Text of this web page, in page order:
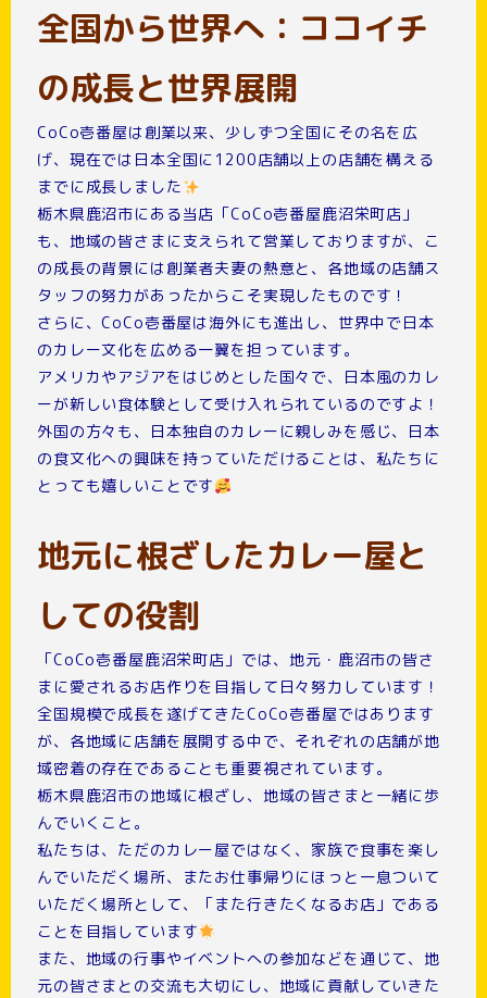
全国から世界へ：ココイチ
の成長と世界展開
CoCo壱番屋は創業以来、少しずつ全国にその名を広
げ、現在では日本全国に1200店舗以上の店舗を構える
までに成長しました
栃木県鹿沼市にある当店「CoCo壱番屋鹿沼栄町店」
も、地域の皆さまに支えられて営業しておりますが、こ
の成長の背景には創業者夫妻の熱意と、各地域の店舗ス
タッフの努力があったからこそ実現したものです！
さらに、CoCo壱番屋は海外にも進出し、世界中で日本
のカレー文化を広める一翼を担っています。
アメリカやアジアをはじめとした国々で、日本風のカレ
ーが新しい食体験として受け入れられているのですよ！
外国の方々も、日本独自のカレーに親しみを感じ、日本
の食文化への興味を持っていただけることは、私たちに
とっても嬉しいことです
地元に根ざしたカレー屋と
しての役割
「CoCo壱番屋鹿沼栄町店」では、地元・鹿沼市の皆さ
まに愛されるお店作りを目指して日々努力しています！
全国規模で成長を遂げてきたCoCo壱番屋ではあります
が、各地域に店舗を展開する中で、それぞれの店舗が地
域密着の存在であることも重要視されています。
栃木県鹿沼市の地域に根ざし、地域の皆さまと一緒に歩
んでいくこと。
私たちは、ただのカレー屋ではなく、家族で食事を楽し
んでいただく場所、またお仕事帰りにほっと一息ついて
いただく場所として、「また行きたくなるお店」である
ことを目指しています
また、地域の行事やイベントへの参加などを通じて、地
元の皆さまとの交流も大切にし、地域に貢献していきた